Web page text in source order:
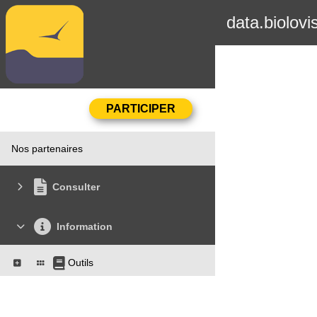
Nos partenaires
Consulter
Information
Outils